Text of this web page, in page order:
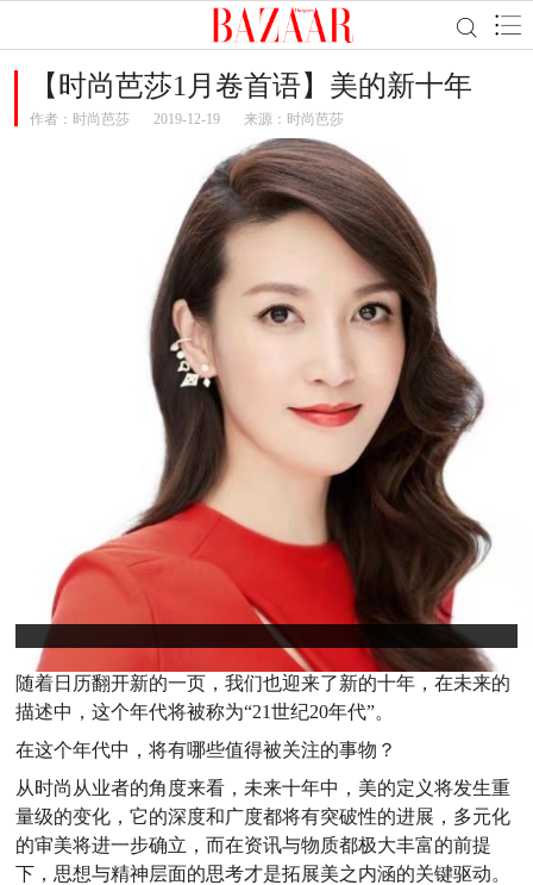
【时尚芭莎1月卷首语】美的新十年
作者： 时尚芭莎 2019-12-19 来源：时尚芭莎
随着日历翻开新的一页，我们也迎来了新的十年，在未来的
描述中，这个年代将被称为“21世纪20年代”。
在这个年代中，将有哪些值得被关注的事物？
从时尚从业者的角度来看，未来十年中，美的定义将发生重
量级的变化，它的深度和广度都将有突破性的进展，多元化
的审美将进一步确立，而在资讯与物质都极大丰富的前提
下，思想与精神层面的思考才是拓展美之内涵的关键驱动。